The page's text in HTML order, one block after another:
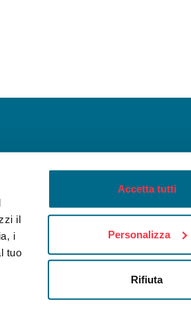
il
i
tuo
Accetta tutti
Personalizza
Rifiuta